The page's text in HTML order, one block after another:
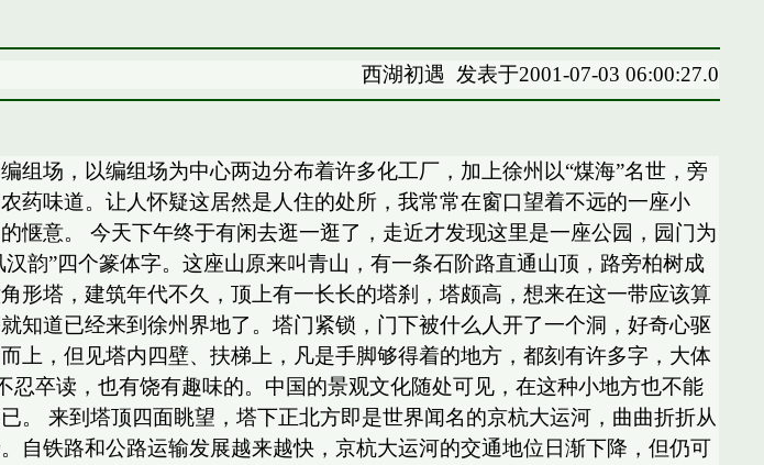
西湖初遇 发表于2001-07-03 06:00:27.0
组场，以编组场为中心两边分布着许多化工厂，加上徐州以“煤海”名世，旁
药味道。让人怀疑这居然是人住的处所，我常常在窗口望着不远的一座小
惬意。 今天下午终于有闲去逛一逛了，走近才发现这里是一座公园，园门为
韵”四个篆体字。这座山原来叫青山，有一条石阶路直通山顶，路旁柏树成
形塔，建筑年代不久，顶上有一长长的塔刹，塔颇高，想来在这一带应该算
知道已经来到徐州界地了。塔门紧锁，门下被什么人开了一个洞，好奇心驱
上，但见塔内四壁、扶梯上，凡是手脚够得着的地方，都刻有许多字，大体
卒读，也有饶有趣味的。中国的景观文化随处可见，在这种小地方也不能
。 来到塔顶四面眺望，塔下正北方即是世界闻名的京杭大运河，曲曲折折从
自铁路和公路运输发展越来越快，京杭大运河的交通地位日渐下降，但仍可